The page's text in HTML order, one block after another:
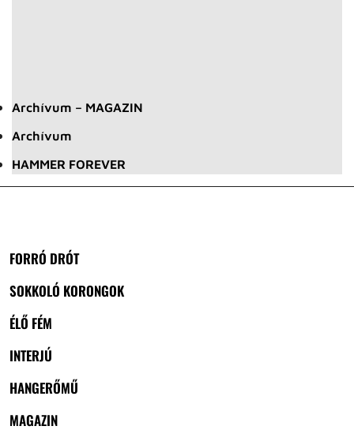
Archívum – MAGAZIN
Archívum
HAMMER FOREVER
FORRÓ DRÓT
SOKKOLÓ KORONGOK
ÉLŐ FÉM
INTERJÚ
HANGERŐMŰ
MAGAZIN